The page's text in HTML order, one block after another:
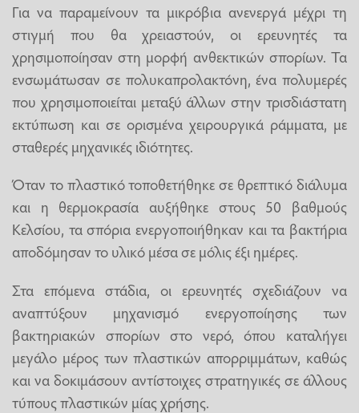
Για να παραμείνουν τα μικρόβια ανενεργά μέχρι τη
στιγμή που θα χρειαστούν, οι ερευνητές τα
χρησιμοποίησαν στη μορφή ανθεκτικών σπορίων. Τα
ενσωμάτωσαν σε πολυκαπρολακτόνη, ένα πολυμερές
που χρησιμοποιείται μεταξύ άλλων στην τρισδιάστατη
εκτύπωση και σε ορισμένα χειρουργικά ράμματα, με
σταθερές μηχανικές ιδιότητες.
Όταν το πλαστικό τοποθετήθηκε σε θρεπτικό διάλυμα
και η θερμοκρασία αυξήθηκε στους 50 βαθμούς
Κελσίου, τα σπόρια ενεργοποιήθηκαν και τα βακτήρια
αποδόμησαν το υλικό μέσα σε μόλις έξι ημέρες.
Στα επόμενα στάδια, οι ερευνητές σχεδιάζουν να
αναπτύξουν μηχανισμό ενεργοποίησης των
βακτηριακών σπορίων στο νερό, όπου καταλήγει
μεγάλο μέρος των πλαστικών απορριμμάτων, καθώς
και να δοκιμάσουν αντίστοιχες στρατηγικές σε άλλους
τύπους πλαστικών μίας χρήσης.